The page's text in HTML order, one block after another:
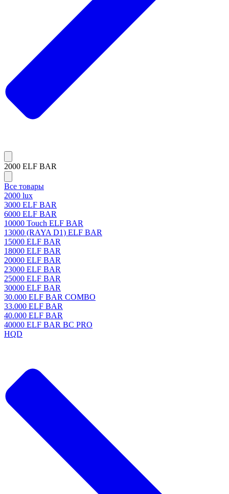
2000 ELF BAR
Все товары
2000 lux
3000 ELF BAR
6000 ELF BAR
10000 Touch ELF BAR
13000 (RAYA D1) ELF BAR
15000 ELF BAR
18000 ELF BAR
20000 ELF BAR
23000 ELF BAR
25000 ELF BAR
30000 ELF BAR
30.000 ELF BAR COMBO
33.000 ELF BAR
40.000 ELF BAR
40000 ELF BAR BC PRO
HQD